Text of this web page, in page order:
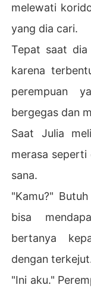
melewati
yang dia cari.
Tepat saat dia
karena
perempuan
bergegas dan
Saat Julia
merasa
sana.
"Kamu?"
bisa
bertanya
dengan
"Ini aku."